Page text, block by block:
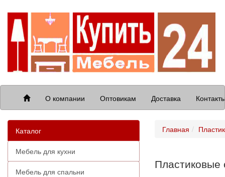
О компании Оптовикам Доставка
Каталог
Мебель для кухни
Мебель для спальни
Главная
Пластиковые